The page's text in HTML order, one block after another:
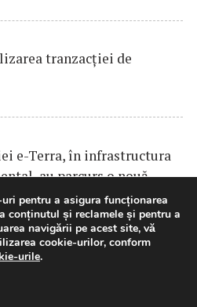
tranzacției de
e-Terra, în infrastructura
au parcurs o nouă
pentru a asigura funcționarea
conținutul și reclamele și pentru a
navigării pe acest site, vă
cookie-urilor, conform
urile.